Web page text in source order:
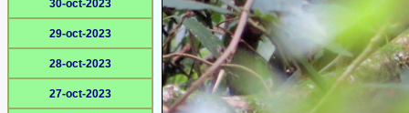
30-oct-2023
29-oct-2023
28-oct-2023
27-oct-2023